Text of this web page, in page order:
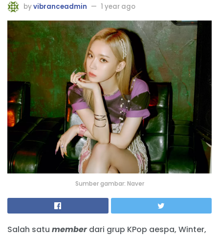
byvibranceadmin 1 year ago
Sumber gambar: Naver
Salah satu memberdari grup KPop aespa, Winter,